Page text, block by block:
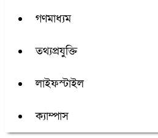
গণমাধ্যম
তথ্যপ্রযুক্তি
লাইফস্টাইল
ক্যাম্পাস